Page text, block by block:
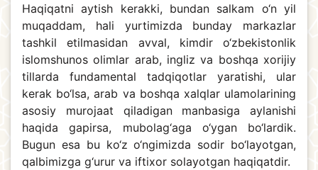
Haqiqatni aytish kerakki, bundan salkam o‘n yil
muqaddam, hali yurtimizda bunday markazlar
tashkil etilmasidan avval, kimdir o‘zbekistonlik
islomshunos olimlar arab, ingliz va boshqa xorijiy
tillarda fundamental tadqiqotlar yaratishi, ular
kerak bo‘lsa, arab va boshqa xalqlar ulamolarining
asosiy murojaat qiladigan manbasiga aylanishi
haqida gapirsa, mubolag‘aga o‘ygan bo‘lardik.
Bugun esa bu ko‘z o‘ngimizda sodir bo‘layotgan,
qalbimizga g‘urur va iftixor solayotgan haqiqatdir.